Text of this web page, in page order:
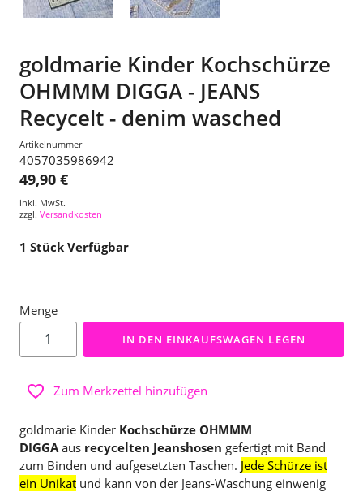
goldmarie Kinder Kochschürze
OHMMM DIGGA - JEANS
Recycelt - denim wasched
Artikelnummer
4057035986942
49,90 €
inkl. MwSt.
zzgl. Versandkosten
1 Stück Verfügbar
Menge
IN DEN EINKAUFSWAGEN LEGEN
Zum Merkzettel hinzufügen
goldmarie Kinder Kochschürze OHMMM
DIGGAaus recycelten Jeanshosen gefertigt mit Band
zum Binden und aufgesetzten Taschen. Jede Schürze ist
ein Unikat und kann von der Jeans-Waschung einwenig